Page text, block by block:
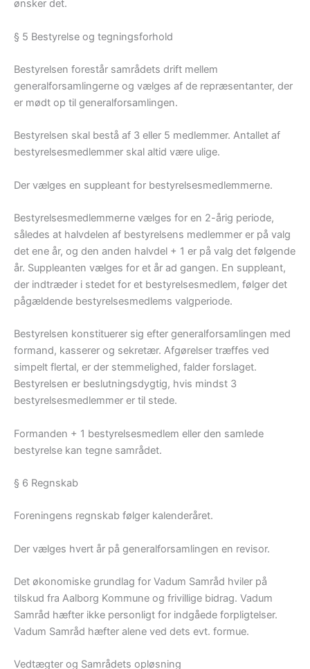
ønsker det.
§ 5 Bestyrelse og tegningsforhold
Bestyrelsen forestår samrådets drift mellem
generalforsamlingerne og vælges af de repræsentanter, der
er mødt op til generalforsamlingen.
Bestyrelsen skal bestå af 3 eller 5 medlemmer. Antallet af
bestyrelsesmedlemmer skal altid være ulige.
Der vælges en suppleant for bestyrelsesmedlemmerne.
Bestyrelsesmedlemmerne vælges for en 2-årig periode,
således at halvdelen af bestyrelsens medlemmer er på valg
det ene år, og den anden halvdel + 1 er på valg det følgende
år. Suppleanten vælges for et år ad gangen. En suppleant,
der indtræder i stedet for et bestyrelsesmedlem, følger det
pågældende bestyrelsesmedlems valgperiode.
Bestyrelsen konstituerer sig efter generalforsamlingen med
formand, kasserer og sekretær. Afgørelser træffes ved
simpelt flertal, er der stemmelighed, falder forslaget.
Bestyrelsen er beslutningsdygtig, hvis mindst 3
bestyrelsesmedlemmer er til stede.
Formanden + 1 bestyrelsesmedlem eller den samlede
bestyrelse kan tegne samrådet.
§ 6 Regnskab
Foreningens regnskab følger kalenderåret.
Der vælges hvert år på generalforsamlingen en revisor.
Det økonomiske grundlag for Vadum Samråd hviler på
tilskud fra Aalborg Kommune og frivillige bidrag. Vadum
Samråd hæfter ikke personligt for indgåede forpligtelser.
Vadum Samråd hæfter alene ved dets evt. formue.
Vedtægter og Samrådets opløsning